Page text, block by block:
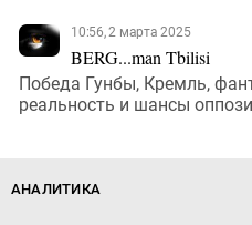
10:56, 2 марта 2025
BERG...man Tbilisi
Победа Гунбы, Кремль,
реальность и шансы
АНАЛИТИКА